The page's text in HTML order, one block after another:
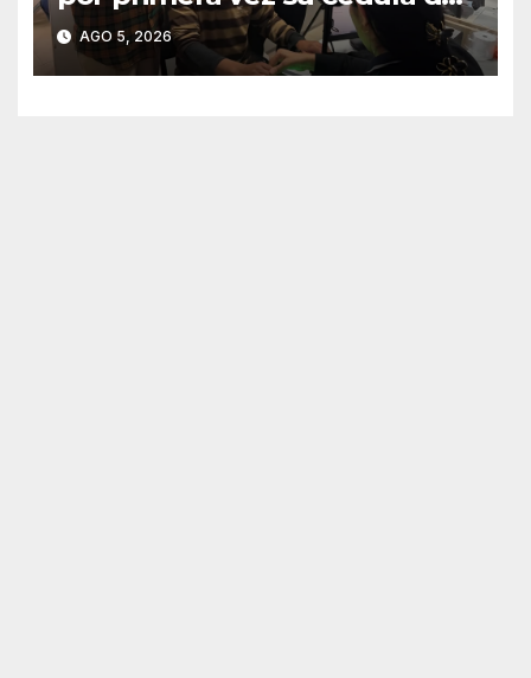
identidad en Concepción
AGO 5, 2026